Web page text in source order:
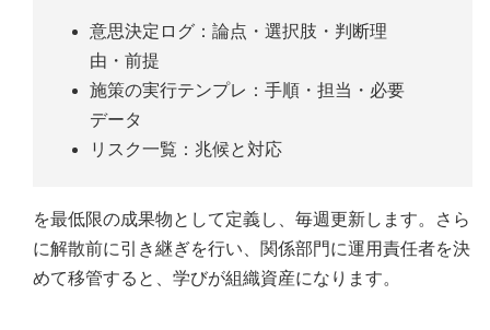
意思決定ログ：論点・選択肢・判断理
由・前提
施策の実行テンプレ：手順・担当・必要
データ
リスク一覧：兆候と対応
を最低限の成果物として定義し、毎週更新します。さら
に解散前に引き継ぎを行い、関係部門に運用責任者を決
めて移管すると、学びが組織資産になります。